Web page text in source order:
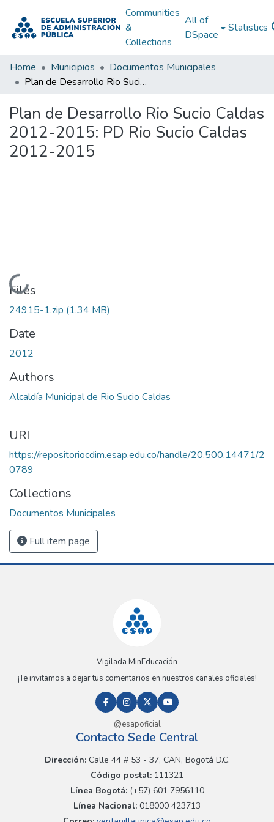
Communities
&
Collections
All of
DSpace
Statistics
Home Municipios
Documentos Municipales
Plan de Desarrollo Rio Sucio Caldas 2012-2015: PD Rio Sucio Caldas 2012-2015
Plan de Desarrollo Rio Sucio Caldas
2012-2015: PD Rio Sucio Caldas
2012-2015
Loading...
Files
24915-1.zip (1.34 MB)
Date
2012
Authors
Alcaldía Municipal de Rio Sucio Caldas
URI
https://repositoriocdim.esap.edu.co/handle/20.500.14471/2
0789
Collections
Documentos Municipales
Full item page
Vigilada MinEducación
¡Te invitamos a dejar tus comentarios en nuestros canales oficiales!
@esapoficial
Contacto Sede Central
Dirección:Calle 44 # 53 - 37, CAN, Bogotá D.C.
Código postal: 111321
Línea Bogotá:(+57) 601 7956110
Línea Nacional: 018000 423713